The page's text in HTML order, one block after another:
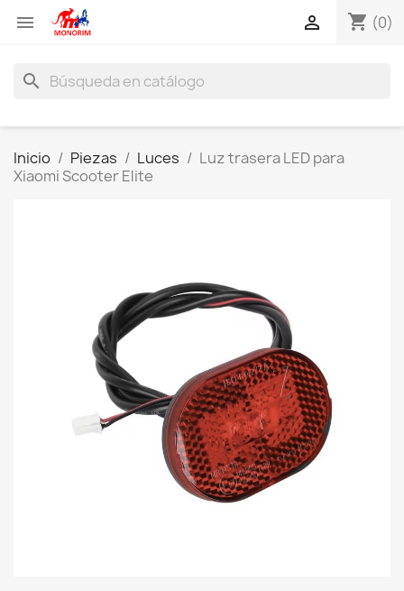
 shopping_cart (0)

search
Inicio Piezas Luces
Luz trasera LED para
Xiaomi Scooter Elite